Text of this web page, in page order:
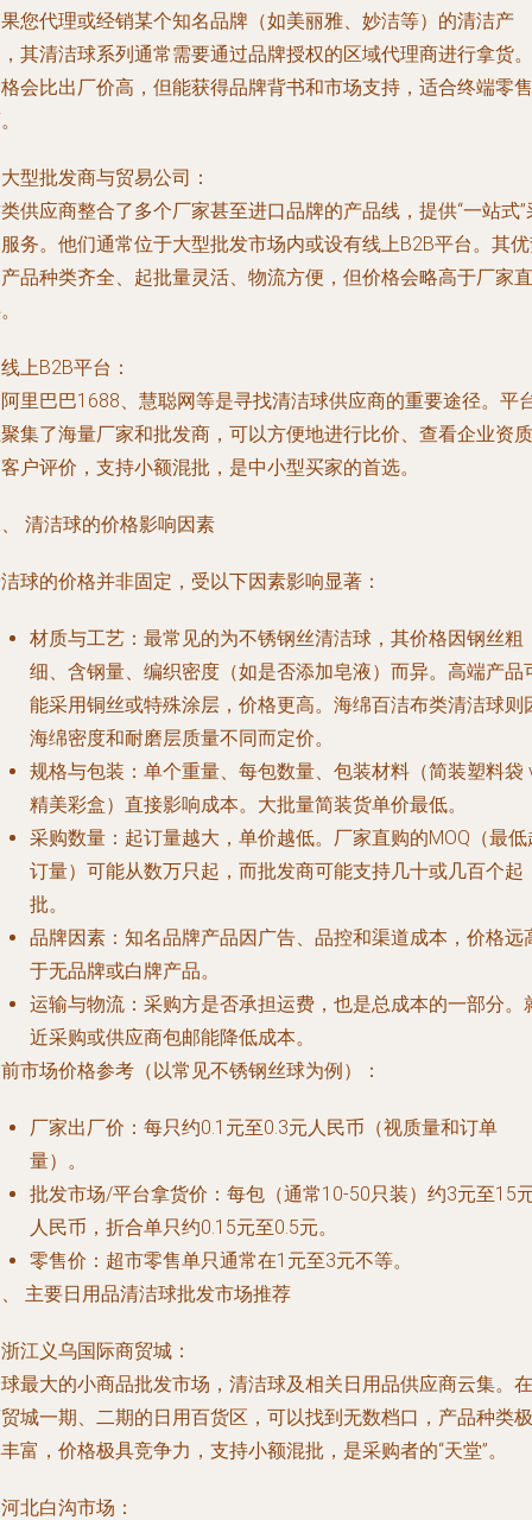
您代理或经销某个知名品牌（如美丽雅、妙洁等）的清洁产
其清洁球系列通常需要通过品牌授权的区域代理商进行拿货。
会比出厂价高，但能获得品牌背书和市场支持，适合终端零售
型批发商与贸易公司：
供应商整合了多个厂家甚至进口品牌的产品线，提供“一站式”
务。他们通常位于大型批发市场内或设有线上B2B平台。其
品种类齐全、起批量灵活、物流方便，但价格会略高于厂家直
上B2B平台：
里巴巴1688、慧聪网等是寻找清洁球供应商的重要途径。平
集了海量厂家和批发商，可以方便地进行比价、查看企业资质
户评价，支持小额混批，是中小型买家的首选。
清洁球的价格影响因素
球的价格并非固定，受以下因素影响显著：
材质与工艺：最常见的为不锈钢丝清洁球，其价格因钢丝粗
细、含钢量、编织密度（如是否添加皂液）而异。高端产品
能采用铜丝或特殊涂层，价格更高。海绵百洁布类清洁球则
海绵密度和耐磨层质量不同而定价。
规格与包装：单个重量、每包数量、包装材料（简装塑料袋
精美彩盒）直接影响成本。大批量简装货单价最低。
采购数量：起订量越大，单价越低。厂家直购的MOQ（最低
订量）可能从数万只起，而批发商可能支持几十或几百个起
批。
品牌因素：知名品牌产品因广告、品控和渠道成本，价格远
于无品牌或白牌产品。
运输与物流：采购方是否承担运费，也是总成本的一部分。
近采购或供应商包邮能降低成本。
市场价格参考（以常见不锈钢丝球为例）：
厂家出厂价：每只约0.1元至0.3元人民币（视质量和订单
量）。
批发市场/平台拿货价：每包（通常10-50只装）约3元至15
人民币，折合单只约0.15元至0.5元。
零售价：超市零售单只通常在1元至3元不等。
主要日用品清洁球批发市场推荐
江义乌国际商贸城：
最大的小商品批发市场，清洁球及相关日用品供应商云集。在
城一期、二期的日用百货区，可以找到无数档口，产品种类极
富，价格极具竞争力，支持小额混批，是采购者的“天堂”。
北白沟市场：